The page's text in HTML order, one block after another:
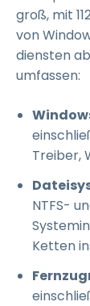
groß, mit
von
diensten
umfassen:
Treiber,
NTFS-
Ketten